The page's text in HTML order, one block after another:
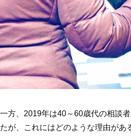
一方、2019年は40～60歳代の相談
たが、これにはどのような理由があ